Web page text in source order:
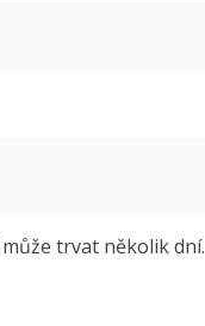
trvat několik dní.